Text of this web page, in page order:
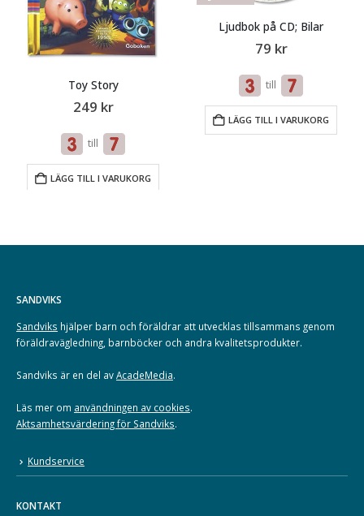
Toy Story
249kr
till
LÄGG TILL I VARUKORG
Ljudbok på CD; Bilar
79kr
till
LÄGG TILL I VARUKORG
SANDVIKS
Sandviks hjälper barn och föräldrar att utvecklas tillsammans genom
föräldravägledning, barnböcker och andra kvalitetsprodukter.
Sandviks är en del avAcadeMedia.
Läs mer om användningen av cookies.
Aktsamhetsvärdering för Sandviks.
Kundservice
KONTAKT